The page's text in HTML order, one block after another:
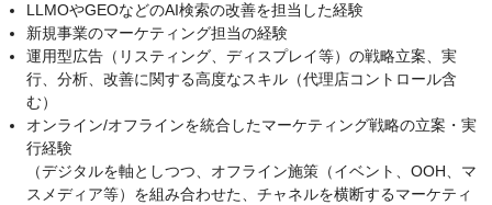
LLMOやGEOなどのAI検索の改善を担当した経験
新規事業のマーケティング担当の経験
運用型広告（リスティング、ディスプレイ等）の戦略立案、実
行、分析、改善に関する高度なスキル（代理店コントロール含
む）
オンライン/オフラインを統合したマーケティング戦略の立案・実
行経験
（デジタルを軸としつつ、オフライン施策（イベント、OOH、マ
スメディア等）を組み合わせた、チャネルを横断するマーケティ